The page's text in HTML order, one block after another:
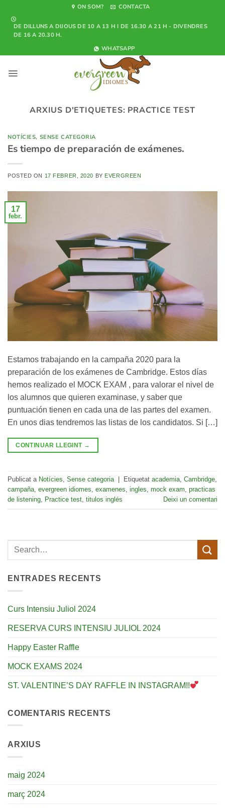
content
ON SOM? CONTACTA
DE DILLUNS A DIJOUS DE 10 A 13 H I DE 16.30 A 21 H - DIVENDRES
DE 16 A 20.30 H.
WHATSAPP
ARXIUS D'ETIQUETES: PRACTICE TEST
NOTÍCIES, SENSE CATEGORIA
Es tiempo de preparación de exámenes.
POSTED ON 17 FEBRER, 2020 BY EVERGREEN
17
febr.
Estamos trabajando en la campaña 2020 para la
preparación de los exámenes de Cambridge. Estos días
hemos realizado el MOCK EXAM , para valorar el nivel de
los alumnos que quieren examinase, y saber que
puntuación tienen en cada una de las partes del examen.
En unos dias tendremos las listas de los candidatos. Si […]
CONTINUAR LLEGINT →
Publicat a Notícies, Sense categoria Etiquetat academia, Cambridge,
campaña, evergreen idiomes, examenes, ingles, mock exam, practicas
de listening, Practice test, titulos inglés Deixi un comentari
ENTRADES RECENTS
Curs Intensiu Juliol 2024
RESERVA CURS INTENSIU JULIOL 2024
Happy Easter Raffle
MOCK EXAMS 2024
ST. VALENTINE’S DAY RAFFLE IN INSTAGRAM!!
COMENTARIS RECENTS
ARXIUS
maig 2024
març 2024